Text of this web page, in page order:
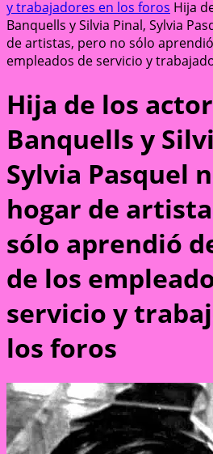
y trabajadores en los foros Hija
Banquells y Silvia Pinal, Sylvia
de artistas, pero no sólo
empleados de servicio y
Hija de los
Banquells y
Sylvia Pasquel
hogar de
sólo aprendió
de los
servicio y
los foros